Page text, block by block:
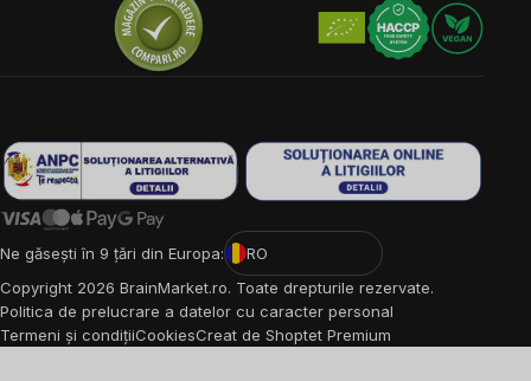
Ne găsești în 9 țări din Europa:
RO
Copyright 2026 BrainMarket.ro. Toate drepturile rezervate.
Politica de prelucrare a datelor cu caracter personal
Termeni și condițiiCookiesCreat de Shoptet Premium